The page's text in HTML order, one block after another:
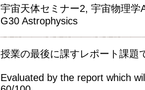
宇宙天体セミナー2, 宇宙物理
G30 Astrophysics
授業の最後に課すレポート課題
Evaluated by the report which